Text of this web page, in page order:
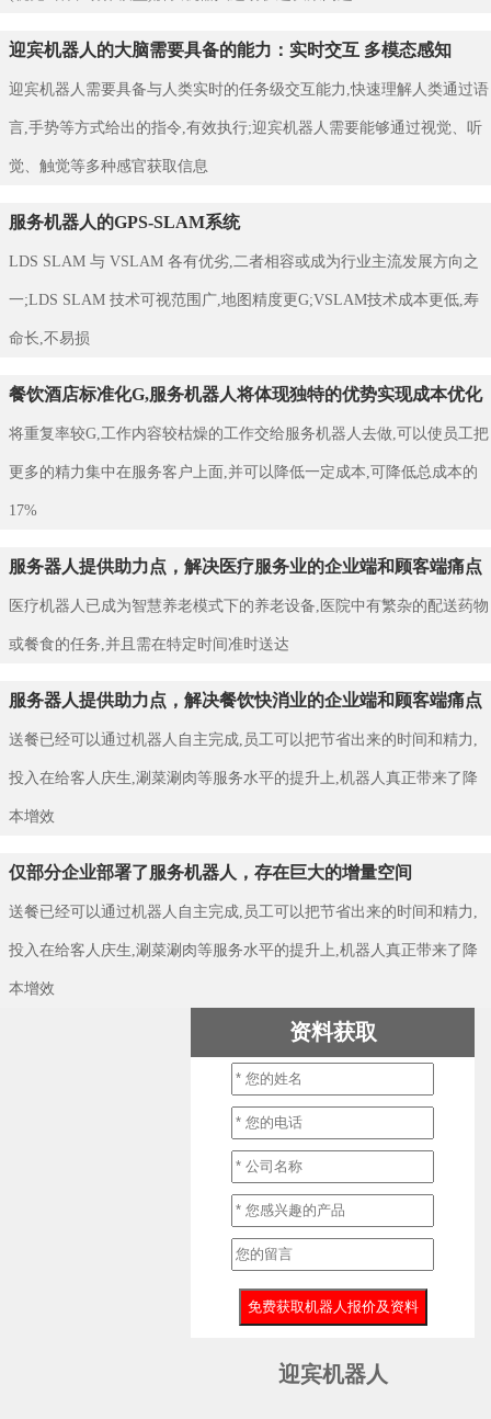
迎宾机器人的大脑需要具备的能力：实时交互 多模态感知
迎宾机器人需要具备与人类实时的任务级交互能力,快速理解人类通过语
言,手势等方式给出的指令,有效执行;迎宾机器人需要能够通过视觉、听
觉、触觉等多种感官获取信息
服务机器人的GPS-SLAM系统
LDS SLAM 与 VSLAM 各有优劣,二者相容或成为行业主流发展方向之
一;LDS SLAM 技术可视范围广,地图精度更G;VSLAM技术成本更低,寿
命长,不易损
餐饮酒店标准化G,服务机器人将体现独特的优势实现成本优化
将重复率较G,工作内容较枯燥的工作交给服务机器人去做,可以使员工把
更多的精力集中在服务客户上面,并可以降低一定成本,可降低总成本的
17%
服务器人提供助力点，解决医疗服务业的企业端和顾客端痛点
医疗机器人已成为智慧养老模式下的养老设备,医院中有繁杂的配送药物
或餐食的任务,并且需在特定时间准时送达
服务器人提供助力点，解决餐饮快消业的企业端和顾客端痛点
送餐已经可以通过机器人自主完成,员工可以把节省出来的时间和精力,
投入在给客人庆生,涮菜涮肉等服务水平的提升上,机器人真正带来了降
本增效
仅部分企业部署了服务机器人，存在巨大的增量空间
送餐已经可以通过机器人自主完成,员工可以把节省出来的时间和精力,
投入在给客人庆生,涮菜涮肉等服务水平的提升上,机器人真正带来了降
本增效
资料获取
迎宾机器人